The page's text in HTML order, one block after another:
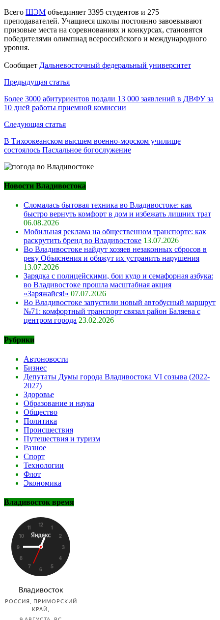
Всего ШЭМ объединяет 3395 студентов и 275
преподавателей. Учащиеся школы постоянно завоевывают
призовые места на соревнованиях и конкурсах, становятся
победителями олимпиад всероссийского и международного
уровня.
Сообщает Дальневосточный федеральный университет
Навигация
по
записям
Предыдущая статья
Более 3000 абитуриентов подали 13 000 заявлений в ДВФУ за
10 дней работы приемной комиссии
Следующая статья
В Тихоокеанском высшем военно-морском училище
состоялось Пасхальное богослужение
Новости Владивостока
Сломалась бытовая техника во Владивостоке: как
быстро вернуть комфорт в дом и избежать лишних трат
06.08.2026
Мобильная реклама на общественном транспорте: как
раскрутить бренд во Владивостоке 13.07.2026
Во Владивостоке найдут хозяев незаконных сбросов в
реку Объяснения и обяжут их устранить нарушения
13.07.2026
Зарядка с полицейскими, бои кудо и семафорная азбука:
во Владивостоке прошла масштабная акция
«Заряжайся!» 07.07.2026
Во Владивостоке запустили новый автобусный маршрут
№71: комфортный транспорт связал район Баляева с
центром города 23.02.2026
Рубрики
Автоновости
Бизнес
Депутаты Думы города Владивостока VI созыва (2022-
2027)
Здоровье
Образование и наука
Общество
Политика
Происшествия
Путешествия и туризм
Разное
Спорт
Технологии
Флот
Экономика
Владивосток время